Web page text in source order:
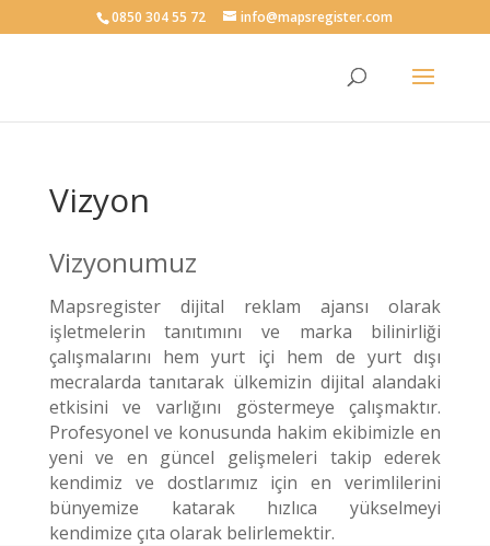
0850 304 55 72 info@mapsregister.com
Vizyon
Vizyonumuz
Mapsregister dijital reklam ajansı olarak
işletmelerin tanıtımını ve marka bilinirliği
çalışmalarını hem yurt içi hem de yurt dışı
mecralarda tanıtarak ülkemizin dijital alandaki
etkisini ve varlığını göstermeye çalışmaktır.
Profesyonel ve konusunda hakim ekibimizle en
yeni ve en güncel gelişmeleri takip ederek
kendimiz ve dostlarımız için en verimlilerini
bünyemize katarak hızlıca yükselmeyi
kendimize çıta olarak belirlemektir.